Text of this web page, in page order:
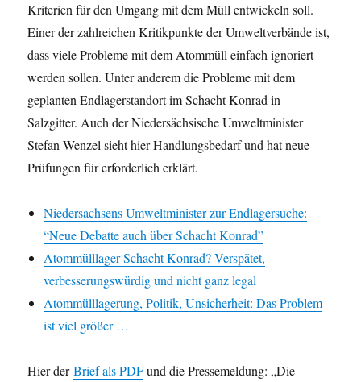
Kriterien für den Umgang mit dem Müll entwickeln soll.
Einer der zahlreichen Kritikpunkte der Umweltverbände ist,
dass viele Probleme mit dem Atommüll einfach ignoriert
werden sollen. Unter anderem die Probleme mit dem
geplanten Endlagerstandort im Schacht Konrad in
Salzgitter. Auch der Niedersächsische Umweltminister
Stefan Wenzel sieht hier Handlungsbedarf und hat neue
Prüfungen für erforderlich erklärt.
Niedersachsens Umweltminister zur Endlagersuche:
“Neue Debatte auch über Schacht Konrad”
Atommülllager Schacht Konrad? Verspätet,
verbesserungswürdig und nicht ganz legal
Atommülllagerung, Politik, Unsicherheit: Das Problem
ist viel größer …
Hier derBrief als PDFund die Pressemeldung: „Die